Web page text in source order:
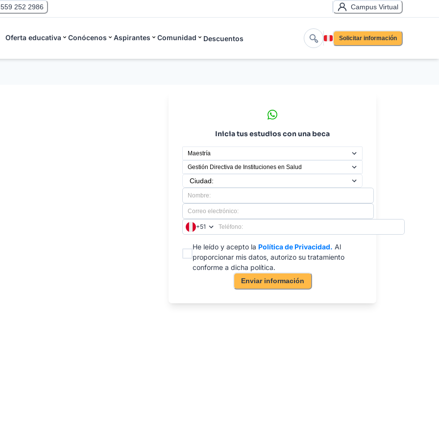
252 2986 Campus Virtual
Oferta educativa Conócenos Aspirantes Comunidad Descuentos Solicitar información
Inicia tus estudios con una beca
+51
He leído y acepto la Política de Privacidad. Al
proporcionar mis datos, autorizo su tratamiento
conforme a dicha política.
Enviar información